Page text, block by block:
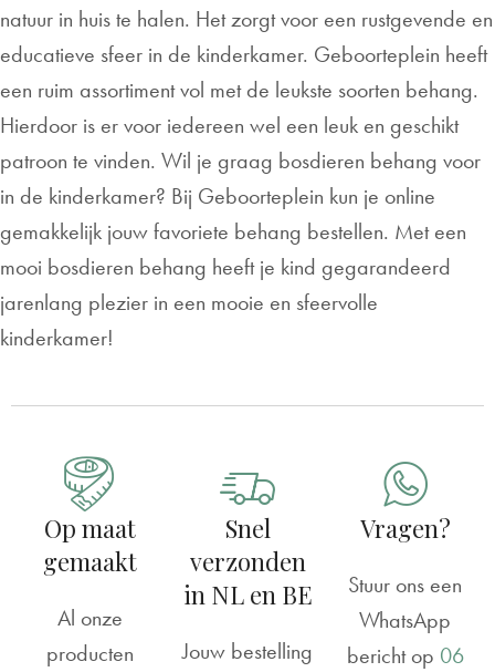
natuur in huis te halen. Het zorgt voor een rustgevende en
educatieve sfeer in de kinderkamer. Geboorteplein heeft
een ruim assortiment vol met de leukste soorten behang.
Hierdoor is er voor iedereen wel een leuk en geschikt
patroon te vinden. Wil je graag bosdieren behang voor
in de kinderkamer? Bij Geboorteplein kun je online
gemakkelijk jouw favoriete behang bestellen. Met een
mooi bosdieren behang heeft je kind gegarandeerd
jarenlang plezier in een mooie en sfeervolle
kinderkamer!
Op maat
gemaakt
Al onze
producten
Snel
verzonden
in NL en BE
Jouw bestelling
Vragen?
Stuur ons een
WhatsApp
bericht op 06